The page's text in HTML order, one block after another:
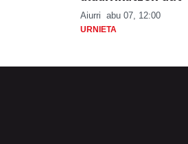
Aiurri abu 07, 12:00
URNIETA